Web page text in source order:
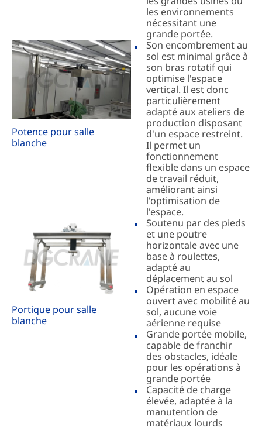
les environnements
nécessitant une
grande portée.
Potence pour salle
blanche
Son encombrement au
sol est minimal grâce à
son bras rotatif qui
optimise l'espace
vertical. Il est donc
particulièrement
adapté aux ateliers de
production disposant
d'un espace restreint.
Il permet un
fonctionnement
flexible dans un espace
de travail réduit,
améliorant ainsi
l'optimisation de
l'espace.
Portique pour salle
blanche
Soutenu par des pieds
et une poutre
horizontale avec une
base à roulettes,
adapté au
déplacement au sol
Opération en espace
ouvert avec mobilité au
sol, aucune voie
aérienne requise
Grande portée mobile,
capable de franchir
des obstacles, idéale
pour les opérations à
grande portée
Capacité de charge
élevée, adaptée à la
manutention de
matériaux lourds